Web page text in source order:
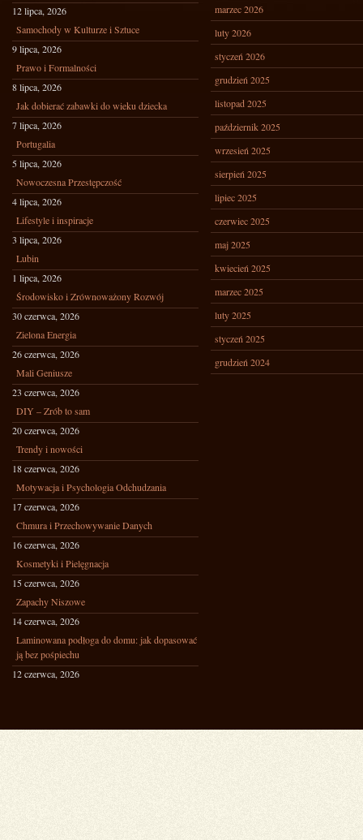
12 lipca, 2026
Samochody w Kulturze i Sztuce
9 lipca, 2026
Prawo i Formalności
8 lipca, 2026
Jak dobierać zabawki do wieku dziecka
7 lipca, 2026
Portugalia
5 lipca, 2026
Nowoczesna Przestępczość
4 lipca, 2026
Lifestyle i inspiracje
3 lipca, 2026
Lubin
1 lipca, 2026
Środowisko i Zrównoważony Rozwój
30 czerwca, 2026
Zielona Energia
26 czerwca, 2026
Mali Geniusze
23 czerwca, 2026
DIY – Zrób to sam
20 czerwca, 2026
Trendy i nowości
18 czerwca, 2026
Motywacja i Psychologia Odchudzania
17 czerwca, 2026
Chmura i Przechowywanie Danych
16 czerwca, 2026
Kosmetyki i Pielęgnacja
15 czerwca, 2026
Zapachy Niszowe
14 czerwca, 2026
Laminowana podłoga do domu: jak dopasować
ją bez pośpiechu
12 czerwca, 2026
marzec 2026
luty 2026
styczeń 2026
grudzień 2025
listopad 2025
październik 2025
wrzesień 2025
sierpień 2025
lipiec 2025
czerwiec 2025
maj 2025
kwiecień 2025
marzec 2025
luty 2025
styczeń 2025
grudzień 2024